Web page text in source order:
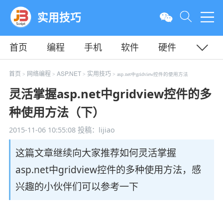
实用技巧
首页 编程 手机 软件
硬件
教程
平面 服务器
首页 > 网络编程 > ASP.NET > 实用技巧 > asp.net中gridview控件的使用方法
灵活掌握asp.net中gridview控件的多
种使用方法（下）
2015-11-06 10:55:08投稿：lijiao
这篇文章继续向大家推荐如何灵活掌握
asp.net中gridview控件的多种使用方法，感
兴趣的小伙伴们可以参考一下